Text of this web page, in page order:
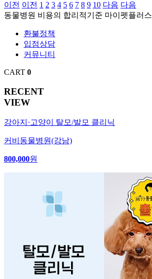
이전 이전 1 2 3 4 5 6 7 8 9 10 다음 다음
동물병원 비용의 합리적기준 마이펫플러스
환불정책
입점상담
커뮤니티
CART 0
RECENT
VIEW
강아지·고양이 탈모/발모 클리닉
커비동물병원(강남)
800,000원